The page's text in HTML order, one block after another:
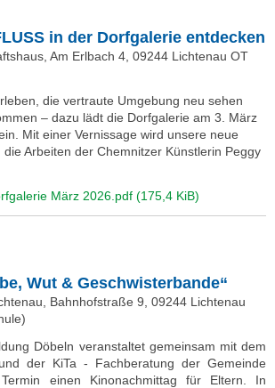
in der Dorfgalerie entdecken
Am Erlbach 4, 09244 Lichtenau OT
die vertraute Umgebung neu sehen
– dazu lädt die Dorfgalerie am 3. März
Mit einer Vernissage wird unsere neue
Arbeiten der Chemnitzer Künstlerin Peggy
März 2026.pdf (175,4 KiB)
Wut & Geschwisterbande“
Bahnhofstraße 9, 09244 Lichtenau
Döbeln veranstaltet gemeinsam mit dem
der KiTa - Fachberatung der Gemeinde
einen Kinonachmittag für Eltern. In